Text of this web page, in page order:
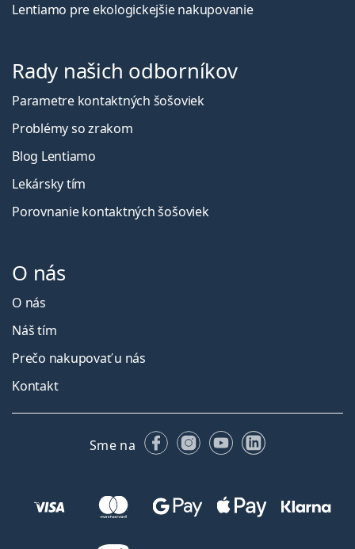
Lentiamo pre ekologickejšie nakupovanie
Rady našich odborníkov
Parametre kontaktných šošoviek
Problémy so zrakom
Blog Lentiamo
Lekársky tím
Porovnanie kontaktných šošoviek
O nás
O nás
Náš tím
Prečo nakupovať u nás
Kontakt
Sme na FacebookuInstagrame
YouTubeLinkedIn